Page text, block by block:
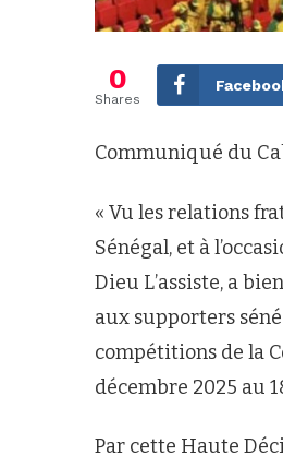
0
Shares
Communiqué du
« Vu les relations
Sénégal, et à
Dieu L’assiste, a
aux supporters
compétitions de la
décembre 2025 au
Par cette Haute